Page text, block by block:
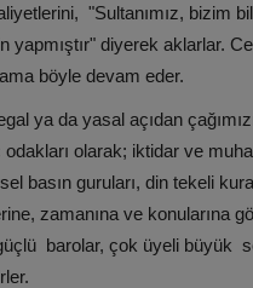
"Sultanımız, bizim
yapmıştır" diyerek aklarlar.
böyle devam eder.
ya da yasal açıdan
olarak; iktidar ve
basın guruları, din tekeli
zamanına ve konularına
barolar, çok üyeli büyük